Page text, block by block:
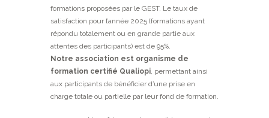
formations proposées par le GEST. Le taux de
satisfaction pour l’année 2025 (formations ayant
répondu totalement ou en grande partie aux
attentes des participants) est de 95%.
Notre association est organisme de
formation certifié Qualiopi , permettant ainsi
aux participants de bénéficier d’une prise en
charge totale ou partielle par leur fond de formation.